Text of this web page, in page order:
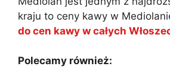
kraju to ceny kawy w
do cen kawy w całych
Polecamy również: